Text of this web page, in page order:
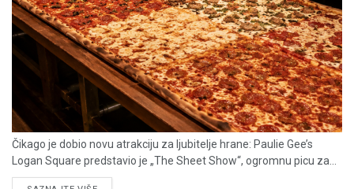
Čikago je dobio novu atrakciju za ljubitelje hrane: Paulie Gee’s
Logan Square predstavio je „The Sheet Show“, ogromnu picu za...